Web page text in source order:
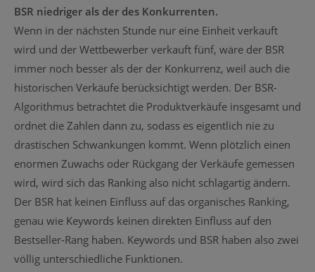
BSR niedriger als der des Konkurrenten.
Wenn in der nächsten Stunde nur eine Einheit verkauft
wird und der Wettbewerber verkauft fünf, wäre der BSR
immer noch besser als der der Konkurrenz, weil auch die
historischen Verkäufe berücksichtigt werden. Der BSR-
Algorithmus betrachtet die Produktverkäufe insgesamt und
ordnet die Zahlen dann zu, sodass es eigentlich nie zu
drastischen Schwankungen kommt. Wenn plötzlich einen
enormen Zuwachs oder Rückgang der Verkäufe gemessen
wird, wird sich das Ranking also nicht schlagartig ändern.
Der BSR hat keinen Einfluss auf das organisches Ranking,
genau wie Keywords keinen direkten Einfluss auf den
Bestseller-Rang haben. Keywords und BSR haben also zwei
völlig unterschiedliche Funktionen.